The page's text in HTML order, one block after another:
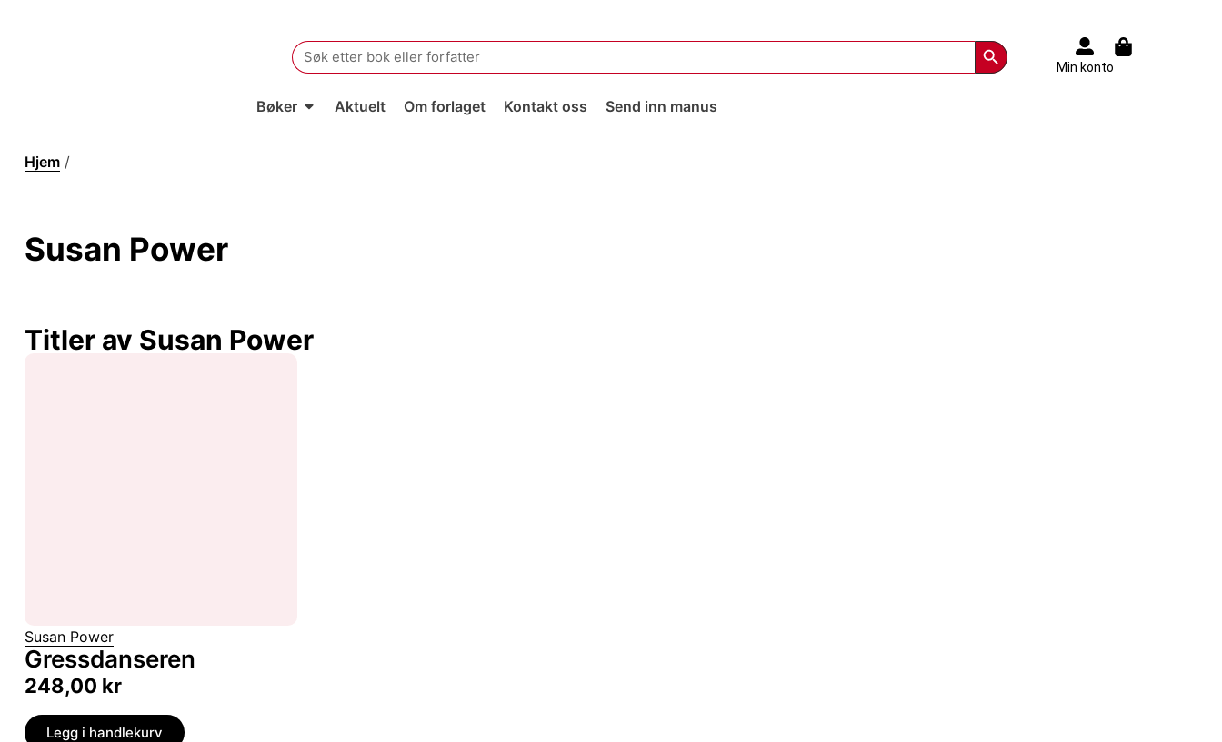
Search
for:
Search Button
Min konto
Bøker Aktuelt Om forlaget Kontakt oss Send inn manus
Hjem /
Susan Power
Titler av Susan Power
Susan Power
Gressdanseren
248,00 kr
Legg i handlekurv